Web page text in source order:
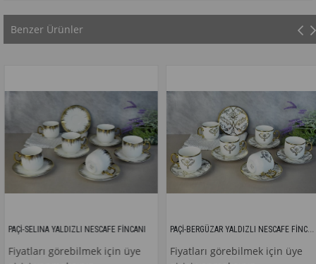
Benzer Ürünler
SELINA YALDIZLI NESCAFE FİNCANI
görebilmek için üye
PAÇİ-BERGÜZAR YALDIZLI NESCAFE FİNCANI
Fiyatları görebilmek için üye